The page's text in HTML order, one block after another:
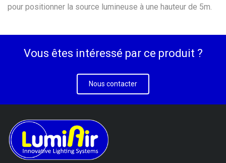
pour positionner la source lumineuse à une hauteur de 5m.
Vous êtes intéressé par ce produit ?
Nous contacter